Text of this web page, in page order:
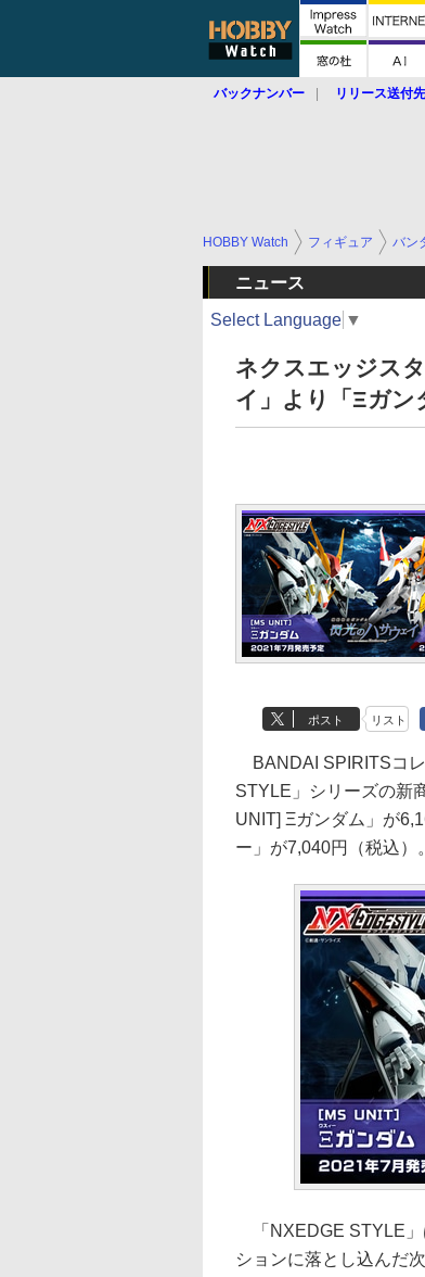
バックナンバー リリース送付先
HOBBY Watch フィギュア バン
ニュース
Select Language ▼
ネクスエッジス
イ」より「Ξガン
ポスト リスト
BANDAI SPIRITSコ
STYLE」シリーズの新
UNIT] Ξガンダム」が
ー」が7,040円（税込）。
「NXEDGE STYLE」
ションに落とし込んだ